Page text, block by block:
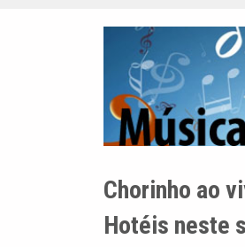
Chorinho ao
Hotéis neste